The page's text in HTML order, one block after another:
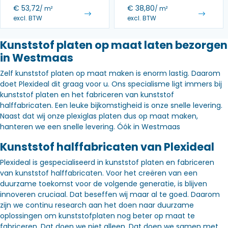
€ 53,72/ m²
excl. BTW
€ 38,80/ m²
excl. BTW
Kunststof platen op maat laten bezorgen
in Westmaas
Zelf kunststof platen op maat maken is enorm lastig. Daarom
doet Plexideal dit graag voor u. Ons specialisme ligt immers bij
kunststof platen en het fabriceren van kunststof
halffabricaten. Een leuke bijkomstigheid is onze snelle levering.
Naast dat wij onze plexiglas platen dus op maat maken,
hanteren we een snelle levering. Óók in Westmaas
Kunststof halffabricaten van Plexideal
Plexideal is gespecialiseerd in kunststof platen en fabriceren
van kunststof halffabricaten. Voor het creëren van een
duurzame toekomst voor de volgende generatie, is blijven
innoveren cruciaal. Dat beseffen wij maar al te goed. Daarom
zijn we continu research aan het doen naar duurzame
oplossingen om kunststofplaten nog beter op maat te